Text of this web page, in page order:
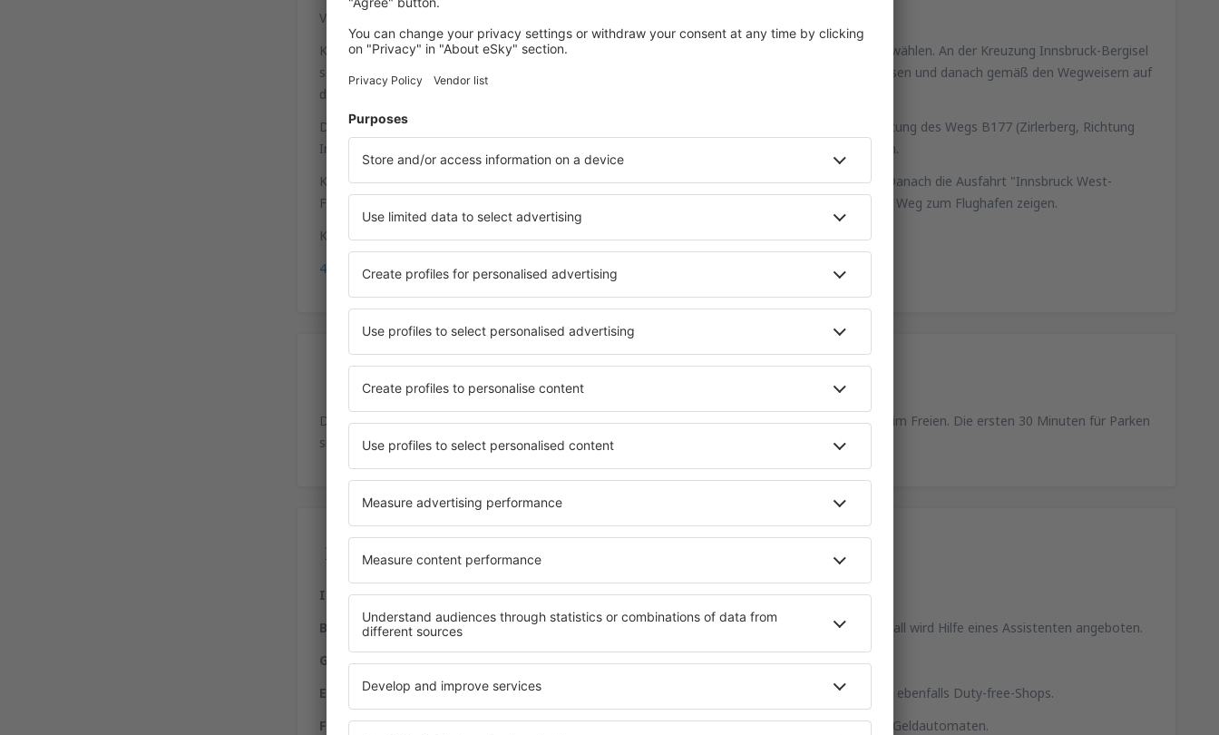
Vor dem Haupteingang des Terminals befindet sich Taxistand.
Kommend vom Süden, sollte man durch Europabrücke fahren und die Fahrbahn Arlberg/Bregenz wählen. An der Kreuzung Innsbruck-Bergisel
sollte man die Autobahn an der Kreuzung Innsbruck "West-Flughafen" (Flughafen-Westen) verlassen und danach gemäß den Wegweisern auf
den Flughafen fahren.
Die Reisenden vom Norden, nach dem Grenzübergang in Mittenwald/Scharnitz sollten in die Richtung des Wegs B177 (Zirlerberg, Richtung
Innsbruck) fahren. Nach einiger Zeit erscheinen die Wegweiser, die den Weg zum Flughafen zeigen.
Kommend vom Westen, aus Bregenz, sollte man die Autobahn A12 nutzen Richtung Innsbruck. Danach die Ausfahrt "Innsbruck West-
Flughafen" (Innsbruck Osten-Flughafen), die Reisenden sollten auf die Wegweiser achten, die den Weg zum Flughafen zeigen.
Koordinaten für Navigationssysteme GPS:
47°15'28"N, 11°21'6"E
Parkplatz
Der Flughafenparkplatz bietet 1200 Plätze in einer mehrstöckigen Garage an und 450 Parkplätze im Freien. Die ersten 30 Minuten für Parken
sind kostenlos.
Dienstleistungen
Informationen– der Informationspunkt befindet sich im Hauptsaal des Terminals.
Behinderte– der Flughafen ist an die Bedürfnisse der behinderten Personen angepasst, im Notfall wird Hilfe eines Assistenten angeboten.
Gastronomie– auf dem Flughafen gibt es Café und Restaurant.
Einkäufe– viele Geschäfts- und Dienstleistungspunkte bieten unterschiedliche Waren an. Es gibt ebenfalls Duty-free-Shops.
Finanzen– auf dem Flughafen befindet sich eine Bankfiliale. Zur Verfügung stehen ebenfalls drei Geldautomaten.